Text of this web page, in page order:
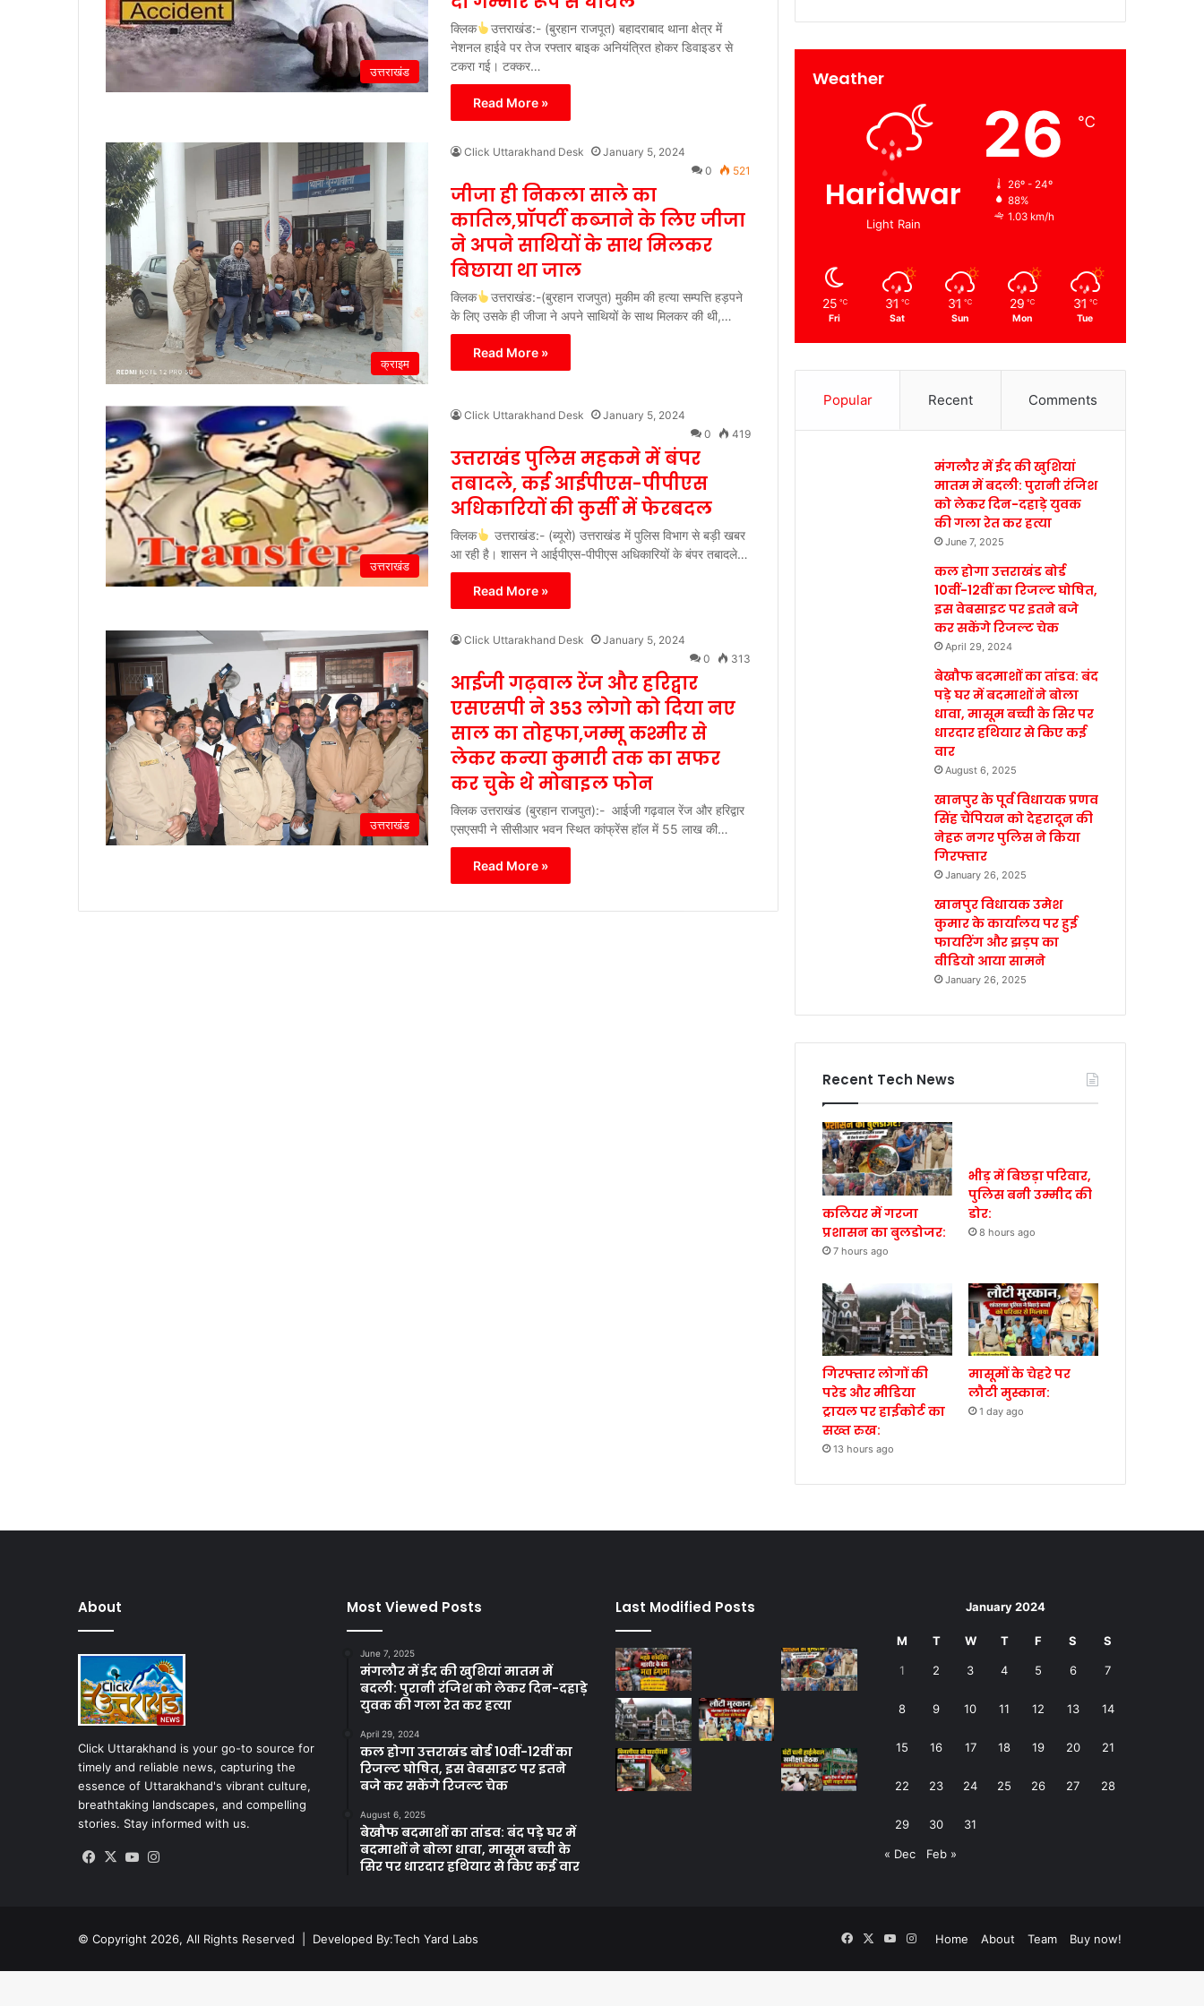
उत्तराखंड
क्लिक
उत्तराखंड:- (बुरहान राजपूत) बहादराबाद थाना क्षेत्र में
नेशनल हाईवे पर तेज रफ्तार बाइक अनियंत्रित होकर डिवाइडर से
टकरा गई। टक्कर…
Read More »
क्राइम
Click Uttarakhand Desk
January 5, 2024
0
521
जीजा ही निकला साले का
कातिल,प्रॉपर्टी कब्जाने के लिए जीजा
ने अपने साथियों के साथ मिलकर
बिछाया था जाल
क्लिक
उत्तराखंड:-(बुरहान राजपुत) मुकीम की हत्या सम्पत्ति हड़पने
के लिए उसके ही जीजा ने अपने साथियों के साथ मिलकर की थी,…
Read More »
उत्तराखंड
Click Uttarakhand Desk
January 5, 2024
0
419
उत्तराखंड पुलिस महकमे में बंपर
तबादले, कई आईपीएस-पीपीएस
अधिकारियों की कुर्सी में फेरबदल
क्लिक
उत्तराखंड:- (ब्यूरो) उत्तराखंड में पुलिस विभाग से बड़ी खबर
आ रही है। शासन ने आईपीएस-पीपीएस अधिकारियों के बंपर तबादले…
Read More »
उत्तराखंड
Click Uttarakhand Desk
January 5, 2024
0
313
आईजी गढ़वाल रेंज और हरिद्वार
एसएसपी ने 353 लोगो को दिया नए
साल का तोहफा,जम्मू कश्मीर से
लेकर कन्या कुमारी तक का सफर
कर चुके थे मोबाइल फोन
क्लिक उत्तराखंड (बुरहान राजपुत):- आईजी गढ़वाल रेंज और हरिद्वार
एसएसपी ने सीसीआर भवन स्थित कांफ्रेंस हॉल में 55 लाख की…
Read More »
Weather
Haridwar
Light Rain
26 ℃
26º - 24º
88%
1.03 km/h
25 ℃
Fri
31 ℃
Sat
31 ℃
Sun
29 ℃
Mon
31 ℃
Tue
Popular Recent Comments
मंगलौर में ईद की खुशियां
मातम में बदली: पुरानी रंजिश
को लेकर दिन-दहाड़े युवक
की गला रेत कर हत्या
June 7, 2025
कल होगा उत्तराखंड बोर्ड
10वीं-12वीं का रिजल्ट घोषित,
इस वेबसाइट पर इतने बजे
कर सकेंगे रिजल्ट चेक
April 29, 2024
बेखौफ बदमाशों का तांडव: बंद
पड़े घर में बदमाशों ने बोला
धावा, मासूम बच्ची के सिर पर
धारदार हथियार से किए कई
वार
August 6, 2025
खानपुर के पूर्व विधायक प्रणव
सिंह चैंपियन को देहरादून की
नेहरू नगर पुलिस ने किया
गिरफ्तार
January 26, 2025
खानपुर विधायक उमेश
कुमार के कार्यालय पर हुई
फायरिंग और झड़प का
वीडियो आया सामने
January 26, 2025
Recent Tech News
कलियर में गरजा
प्रशासन का बुलडोजर:
7 hours ago
भीड़ में बिछड़ा परिवार,
पुलिस बनी उम्मीद की
डोर:
8 hours ago
गिरफ्तार लोगों की
परेड और मीडिया
ट्रायल पर हाईकोर्ट का
सख्त रुख:
13 hours ago
मासूमों के चेहरे पर
लौटी मुस्कान:
1 day ago
About
Click Uttarakhand is your go-to source for
timely and reliable news, capturing the
essence of Uttarakhand's vibrant culture,
breathtaking landscapes, and compelling
stories. Stay informed with us.
Facebook
X YouTube
Most Viewed Posts
June 7, 2025
मंगलौर में ईद की खुशियां मातम में
बदली: पुरानी रंजिश को लेकर दिन-दहाड़े
युवक की गला रेत कर हत्या
April 29, 2024
कल होगा उत्तराखंड बोर्ड 10वीं-12वीं का
रिजल्ट घोषित, इस वेबसाइट पर इतने
बजे कर सकेंगे रिजल्ट चेक
August 6, 2025
बेखौफ बदमाशों का तांडव: बंद पड़े घर में
बदमाशों ने बोला धावा, मासूम बच्ची के
सिर पर धारदार हथियार से किए कई वार
Last Modified Posts January 2024
M T W T F S S
1 2 3 4 5 6 7
8 9 10 11 12 13 14
15 16 17 18 19 20 21
22 23 24 25 26 27 28
29 30 31
« Dec Feb »
© Copyright 2026, All Rights Reserved | Developed By:Tech Yard Labs Home About Team Buy now!
FacebookYouTube
Instagram